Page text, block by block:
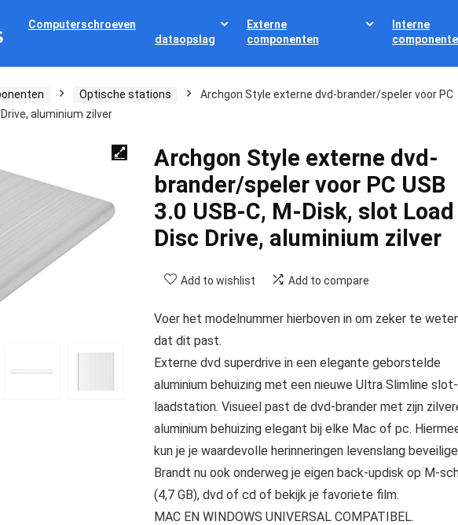
Computerschroeven
dataopslag
Externe
componenten
Interne
Optische stations
Archgon Style externe dvd-brander/speler voor PC
aluminium zilver
Archgon Style externe dvd-
brander/speler voor PC USB
3.0 USB-C, M-Disk, slot Load
Disc Drive, aluminium zilver
Add to wishlist Add to compare
Voer het modelnummer hierboven in om zeker te
dat dit past.
Externe dvd superdrive in een elegante geborstelde
aluminium behuizing met een nieuwe Ultra Slimline slot-
laadstation. Visueel past de dvd-brander met zijn
aluminium behuizing elegant bij elke Mac of pc.
kun je je waardevolle herinneringen levenslang
Brandt nu ook onderweg je eigen back-updisk op M-
(4,7 GB), dvd of cd of bekijk je favoriete film.
MAC EN WINDOWS UNIVERSAL COMPATIBEL.